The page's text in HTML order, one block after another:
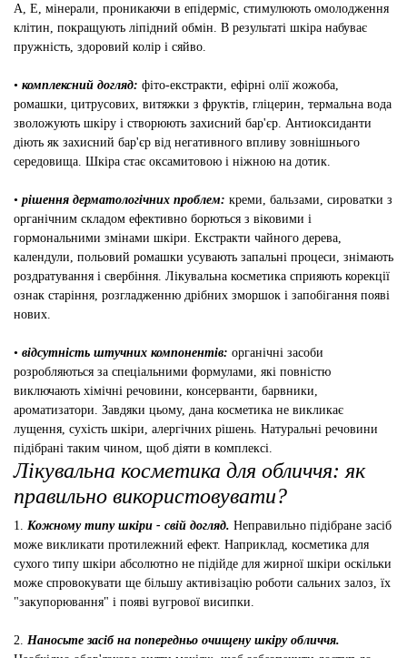
А, Е, мінерали, проникаючи в епідерміс, стимулюють омолодження
клітин, покращують ліпідний обмін. В результаті шкіра набуває
пружність, здоровий колір і сяйво.
• комплексний догляд: фіто-екстракти, ефірні олії жожоба,
ромашки, цитрусових, витяжки з фруктів, гліцерин, термальна вода
зволожують шкіру і створюють захисний бар'єр. Антиоксиданти
діють як захисний бар'єр від негативного впливу зовнішнього
середовища. Шкіра стає оксамитовою і ніжною на дотик.
• рішення дерматологічних проблем: креми, бальзами, сироватки з
органічним складом ефективно борються з віковими і
гормональними змінами шкіри. Екстракти чайного дерева,
календули, польовий ромашки усувають запальні процеси, знімають
роздратування і свербіння. Лікувальна косметика сприяють корекції
ознак старіння, розгладженню дрібних зморшок і запобігання появі
нових.
• відсутність штучних компонентів: органічні засоби
розробляються за спеціальними формулами, які повністю
виключають хімічні речовини, консерванти, барвники,
ароматизатори. Завдяки цьому, дана косметика не викликає
лущення, сухість шкіри, алергічних рішень. Натуральні речовини
підібрані таким чином, щоб діяти в комплексі.
Лікувальна косметика для обличчя: як
правильно використовувати?
1. Кожному типу шкіри - свій догляд. Неправильно підібране засіб
може викликати протилежний ефект. Наприклад, косметика для
сухого типу шкіри абсолютно не підійде для жирної шкіри оскільки
може спровокувати ще більшу активізацію роботи сальних залоз, їх
"закупорювання" і появі вугрової висипки.
2.
Наносьте засіб на попередньо очищену шкіру обличчя.